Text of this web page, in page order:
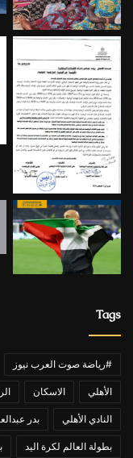
Tags
#رياضة صوت العرب نيوز
الأهلي الاسكان
النادي الأهلي بدر
بطولة العالم لكرة اليد